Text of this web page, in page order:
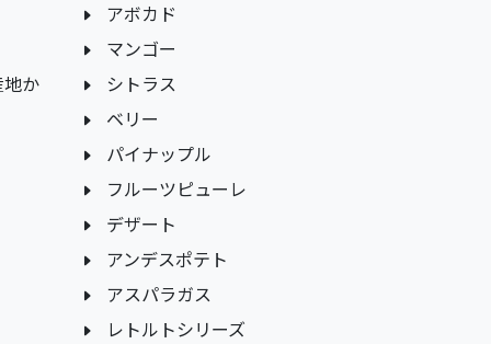
か
アボカド
マンゴー
シトラス
ベリー
パイナップル
フルーツピューレ
デザート
アンデスポテト
アスパラガス
レトルトシリーズ